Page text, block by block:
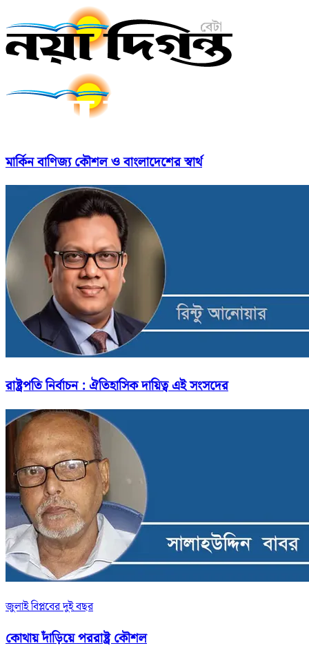
মার্কিন বাণিজ্য কৌশল ও বাংলাদেশের স্বার্থ
রাষ্ট্রপতি নির্বাচন : ঐতিহাসিক দায়িত্ব এই সংসদের
জুলাই বিপ্লবের দুই বছর
কোথায় দাঁড়িয়ে পররাষ্ট্র কৌশল